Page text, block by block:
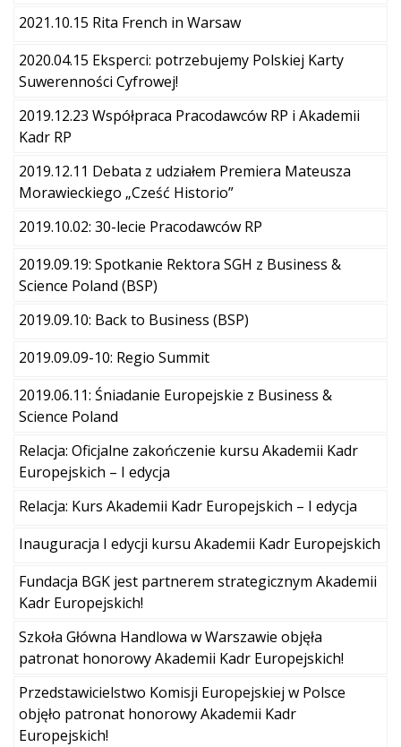
2021.10.15 Rita French in Warsaw
2020.04.15 Eksperci: potrzebujemy Polskiej Karty
Suwerenności Cyfrowej!
2019.12.23 Współpraca Pracodawców RP i Akademii
Kadr RP
2019.12.11 Debata z udziałem Premiera Mateusza
Morawieckiego „Cześć Historio”
2019.10.02: 30-lecie Pracodawców RP
2019.09.19: Spotkanie Rektora SGH z Business &
Science Poland (BSP)
2019.09.10: Back to Business (BSP)
2019.09.09-10: Regio Summit
2019.06.11: Śniadanie Europejskie z Business &
Science Poland
Relacja: Oficjalne zakończenie kursu Akademii Kadr
Europejskich – I edycja
Relacja: Kurs Akademii Kadr Europejskich – I edycja
Inauguracja I edycji kursu Akademii Kadr Europejskich
Fundacja BGK jest partnerem strategicznym Akademii
Kadr Europejskich!
Szkoła Główna Handlowa w Warszawie objęła
patronat honorowy Akademii Kadr Europejskich!
Przedstawicielstwo Komisji Europejskiej w Polsce
objęło patronat honorowy Akademii Kadr
Europejskich!